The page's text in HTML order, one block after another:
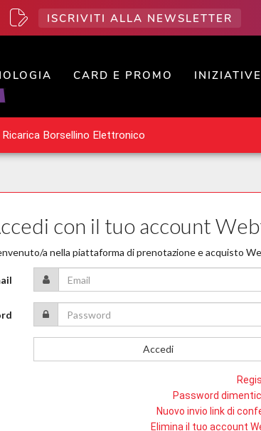
ISCRIVITI ALLA NEWSLETTER
CARD E PROMO INIZIATIVE